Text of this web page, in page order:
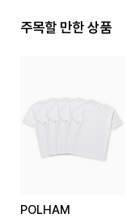
주목할 만한 상품
POLHAM